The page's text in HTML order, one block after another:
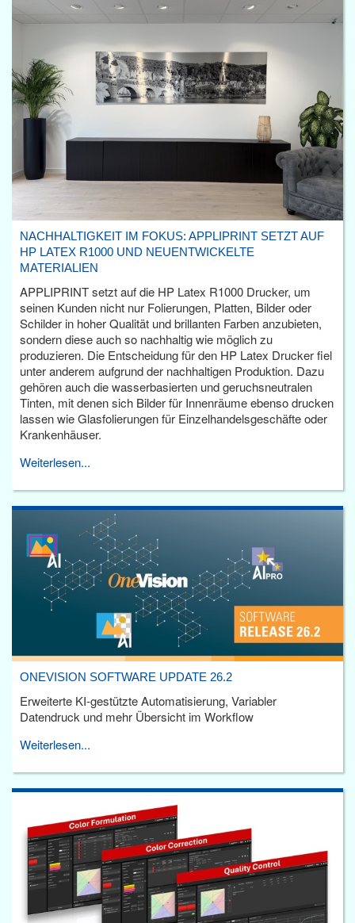
NACHHALTIGKEIT IM FOKUS: APPLIPRINT SETZT AUF
HP LATEX R1000 UND NEUENTWICKELTE
MATERIALIEN
APPLIPRINT setzt auf die HP Latex R1000 Drucker, um
seinen Kunden nicht nur Folierungen, Platten, Bilder oder
Schilder in hoher Qualität und brillanten Farben anzubieten,
sondern diese auch so nachhaltig wie möglich zu
produzieren. Die Entscheidung für den HP Latex Drucker fiel
unter anderem aufgrund der nachhaltigen Produktion. Dazu
gehören auch die wasserbasierten und geruchsneutralen
Tinten, mit denen sich Bilder für Innenräume ebenso drucken
lassen wie Glasfolierungen für Einzelhandelsgeschäfte oder
Krankenhäuser.
Weiterlesen...
ONEVISION SOFTWARE UPDATE 26.2
Erweiterte KI-gestützte Automatisierung, Variabler
Datendruck und mehr Übersicht im Workflow
Weiterlesen...